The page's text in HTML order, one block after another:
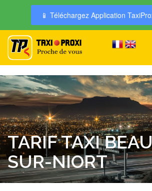
📱 Téléchargez Application
TARIF TAXI
SUR-NIORT